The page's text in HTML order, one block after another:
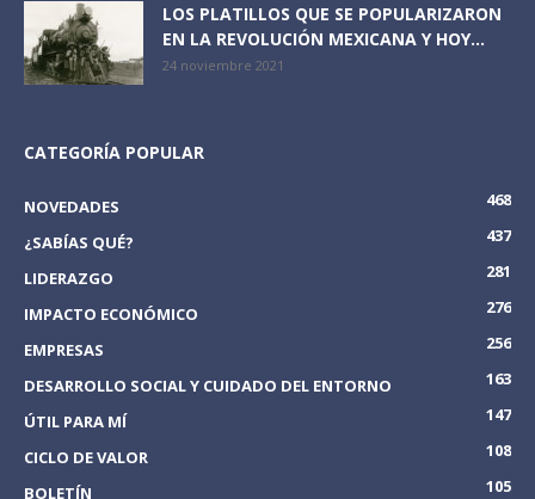
LOS PLATILLOS QUE SE POPULARIZARON
EN LA REVOLUCIÓN MEXICANA Y HOY...
24 noviembre 2021
CATEGORÍA POPULAR
NOVEDADES
468
¿SABÍAS QUÉ?
437
LIDERAZGO
281
IMPACTO ECONÓMICO
276
EMPRESAS
256
DESARROLLO SOCIAL Y CUIDADO DEL ENTORNO
163
ÚTIL PARA MÍ
147
CICLO DE VALOR
108
BOLETÍN
105